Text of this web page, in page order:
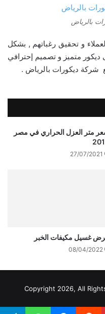
بالرياض
و تحقيق رغباتهم , بشكل
متميز و تصميم إحترافي
شركة ديكورات بالرياض .
متر العزل الحراري في مصر
27/07/2021
غسيل مكيفات الخبر
08/04/2022